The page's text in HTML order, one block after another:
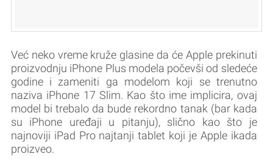
Već neko vreme kruže glasine da će Apple prekinuti
proizvodnju iPhone Plus modela počevši od sledeće
godine i zameniti ga modelom koji se trenutno
naziva iPhone 17 Slim. Kao što ime implicira, ovaj
model bi trebalo da bude rekordno tanak (bar kada
su iPhone uređaji u pitanju), slično kao što je
najnoviji iPad Pro najtanji tablet koji je Apple ikada
proizveo.